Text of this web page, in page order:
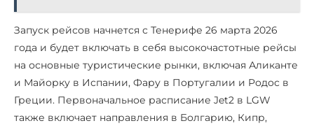
Запуск рейсов начнется с Тенерифе 26 марта 2026
года и будет включать в себя высокочастотные рейсы
на основные туристические рынки, включая Аликанте
и Майорку в Испании, Фару в Португалии и Родос в
Греции. Первоначальное расписание Jet2 в LGW
также включает направления в Болгарию, Кипр,